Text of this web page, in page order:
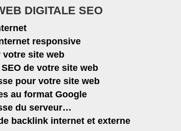
DIGITALE SEO
responsive
votre site web
de votre site web
pour votre site web
au format Google
du serveur…
backlink internet et externe